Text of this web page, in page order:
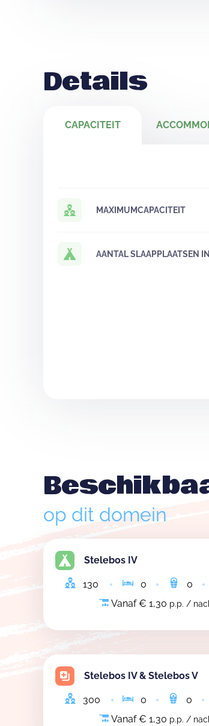
Details
CAPACITEIT
MAXIMUMCAPACITEIT
AANTAL SLAAPPLAATSEN
op dit domein
Stelebos IV
130 0 0
Vanaf € 1,30 p.p. /
Stelebos IV & Stelebos V
300 0 0
Vanaf € 1,30 p.p. /